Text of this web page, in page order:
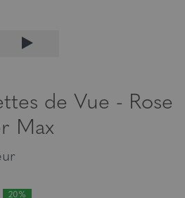
de Vue - Rose
Max
20%